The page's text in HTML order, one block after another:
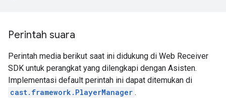
Perintah suara
Perintah media berikut saat ini didukung di Web Receiver
SDK untuk perangkat yang dilengkapi dengan Asisten.
Implementasi default perintah ini dapat ditemukan di
cast.framework.PlayerManager .